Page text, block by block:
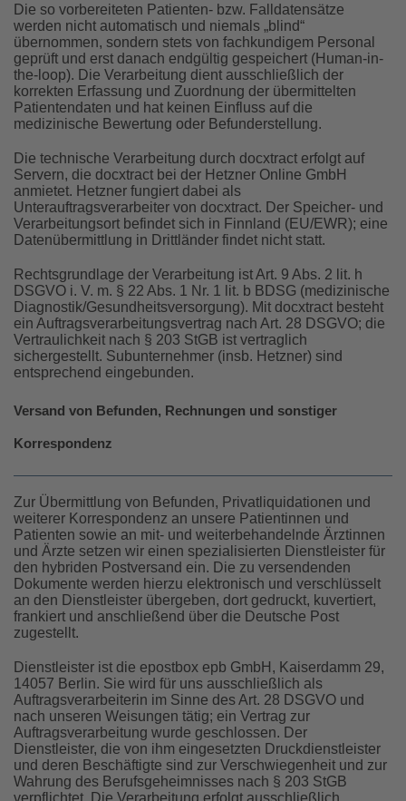
Die so vorbereiteten Patienten- bzw. Falldatensätze
werden nicht automatisch und niemals „blind“
übernommen, sondern stets von fachkundigem Personal
geprüft und erst danach endgültig gespeichert (Human-in-
the-loop). Die Verarbeitung dient ausschließlich der
korrekten Erfassung und Zuordnung der übermittelten
Patientendaten und hat keinen Einfluss auf die
medizinische Bewertung oder Befunderstellung.
Die technische Verarbeitung durch docxtract erfolgt auf
Servern, die docxtract bei der Hetzner Online GmbH
anmietet. Hetzner fungiert dabei als
Unterauftragsverarbeiter von docxtract. Der Speicher- und
Verarbeitungsort befindet sich in Finnland (EU/EWR); eine
Datenübermittlung in Drittländer findet nicht statt.
Rechtsgrundlage der Verarbeitung ist Art. 9 Abs. 2 lit. h
DSGVO i. V. m. § 22 Abs. 1 Nr. 1 lit. b BDSG (medizinische
Diagnostik/Gesundheitsversorgung). Mit docxtract besteht
ein Auftragsverarbeitungsvertrag nach Art. 28 DSGVO; die
Vertraulichkeit nach § 203 StGB ist vertraglich
sichergestellt. Subunternehmer (insb. Hetzner) sind
entsprechend eingebunden.
Versand von Befunden, Rechnungen und sonstiger
Korrespondenz
Zur Übermittlung von Befunden, Privatliquidationen und
weiterer Korrespondenz an unsere Patientinnen und
Patienten sowie an mit- und weiterbehandelnde Ärztinnen
und Ärzte setzen wir einen spezialisierten Dienstleister für
den hybriden Postversand ein. Die zu versendenden
Dokumente werden hierzu elektronisch und verschlüsselt
an den Dienstleister übergeben, dort gedruckt, kuvertiert,
frankiert und anschließend über die Deutsche Post
zugestellt.
Dienstleister ist die epostbox epb GmbH, Kaiserdamm 29,
14057 Berlin. Sie wird für uns ausschließlich als
Auftragsverarbeiterin im Sinne des Art. 28 DSGVO und
nach unseren Weisungen tätig; ein Vertrag zur
Auftragsverarbeitung wurde geschlossen. Der
Dienstleister, die von ihm eingesetzten Druckdienstleister
und deren Beschäftigte sind zur Verschwiegenheit und zur
Wahrung des Berufsgeheimnisses nach § 203 StGB
verpflichtet. Die Verarbeitung erfolgt ausschließlich